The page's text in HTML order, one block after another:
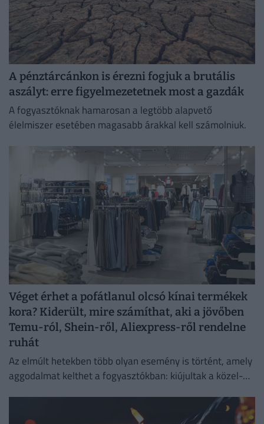
A pénztárcánkon is érezni fogjuk a brutális
aszályt: erre figyelmezetetnek most a gazdák
A fogyasztóknak hamarosan a legtöbb alapvető
élelmiszer esetében magasabb árakkal kell számolniuk.
Véget érhet a pofátlanul olcsó kínai termékek
kora? Kiderült, mire számíthat, aki a jövőben
Temu-ról, Shein-ről, Aliexpress-ről rendelne
ruhát
Az elmúlt hetekben több olyan esemény is történt, amely
aggodalmat kelthet a fogyasztókban: kiújultak a közel-